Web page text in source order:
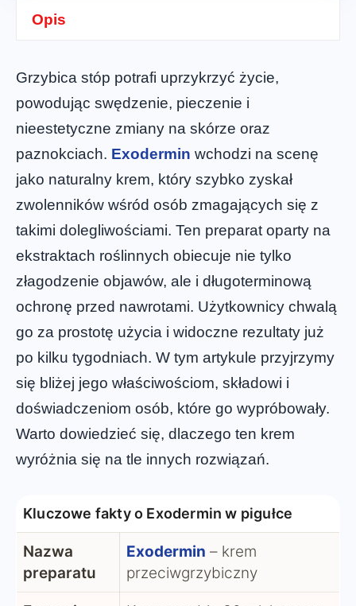
Opis
Grzybica stóp potrafi uprzykrzyć życie,
powodując swędzenie, pieczenie i
nieestetyczne zmiany na skórze oraz
paznokciach. Exodermin wchodzi na scenę
jako naturalny krem, który szybko zyskał
zwolenników wśród osób zmagających się z
takimi dolegliwościami. Ten preparat oparty na
ekstraktach roślinnych obiecuje nie tylko
złagodzenie objawów, ale i długoterminową
ochronę przed nawrotami. Użytkownicy chwalą
go za prostotę użycia i widoczne rezultaty już
po kilku tygodniach. W tym artykule przyjrzymy
się bliżej jego właściwościom, składowi i
doświadczeniom osób, które go wypróbowały.
Warto dowiedzieć się, dlaczego ten krem
wyróżnia się na tle innych rozwiązań.
Kluczowe fakty o Exodermin w pigułce
Nazwa
preparatu
Exodermin – krem
przeciwgrzybiczny